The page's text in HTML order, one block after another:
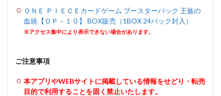
ＯＮＥ ＰＩＥＣＥカードゲーム ブースターパック 王族の
血統【ＯＰ－１０】 BOX販売（1BOX 24パック封入）
※アクセス集中により表示できない場合があります。
ご注意事項
本アプリやWEBサイトに掲載している情報をせどり・転売
目的で利用することを固く禁止いたします。